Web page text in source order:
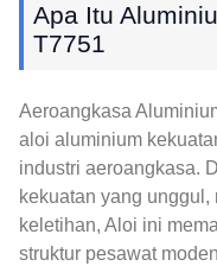
Apa Itu
T7751
Aeroangkasa
aloi aluminium
industri aeroangkasa.
kekuatan yang
keletihan, Aloi ini
struktur pesawat